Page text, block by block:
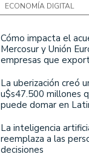
ECONOMÍA DIGITAL
Cómo impacta el
Mercosur y Unión
empresas que
La uberización creó
u$s47.500 millones
puede domar en
La inteligencia
reemplaza a las
decisiones